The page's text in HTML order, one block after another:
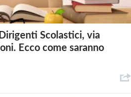
Scolastici, via
Ecco come saranno